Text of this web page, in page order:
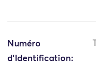
Numéro
d'Identification: